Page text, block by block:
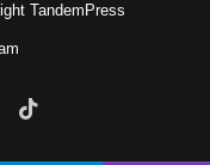
TandemPress